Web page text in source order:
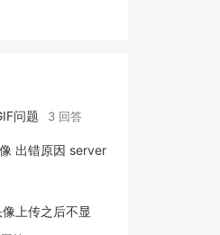
问题 3 回答
出错原因 server
上传之后不显